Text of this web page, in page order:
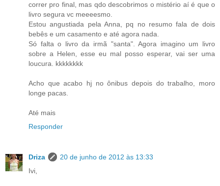
correr pro final, mas qdo descobrimos o mistério aí é que o
livro segura vc meeeesmo.
Estou angustiada pela Anna, pq no resumo fala de dois
bebês e um casamento e até agora nada.
Só falta o livro da irmã "santa". Agora imagino um livro
sobre a Helen, esse eu mal posso esperar, vai ser uma
loucura. kkkkkkkk
Acho que acabo hj no ônibus depois do trabalho, moro
longe pacas.
Até mais
Responder
Driza
20 de junho de 2012 às 13:33
Ivi,